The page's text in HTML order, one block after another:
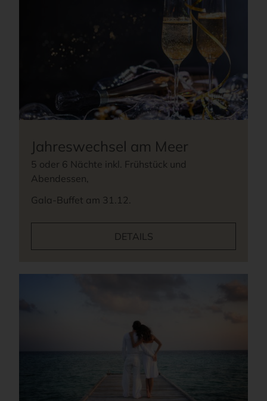
Jahreswechsel am Meer
5 oder 6 Nächte inkl. Frühstück und
Abendessen,
Gala-Buffet am 31.12.
DETAILS